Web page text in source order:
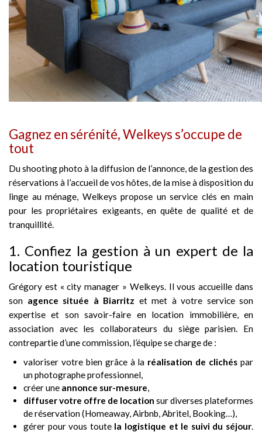
Gagnez en sérénité, Welkeys s’occupe de
tout
Du shooting photo à la diffusion de l’annonce, de la gestion des
réservations à l’accueil de vos hôtes, de la mise à disposition du
linge au ménage, Welkeys propose un service clés en main
pour les propriétaires exigeants, en quête de qualité et de
tranquillité.
1. Confiez la gestion à un expert de la
location touristique
Grégory est « city manager » Welkeys. Il vous accueille dans
son agence située à Biarritz et met à votre service son
expertise et son savoir-faire en location immobilière, en
association avec les collaborateurs du siège parisien. En
contrepartie d’une commission, l’équipe se charge de :
valoriser votre bien grâce à la réalisation de clichés par
un photographe professionnel,
créer une annonce sur-mesure,
diffuser votre offre de location sur diverses plateformes
de réservation (Homeaway, Airbnb, Abritel, Booking…),
gérer pour vous toute la logistique et le suivi du séjour.